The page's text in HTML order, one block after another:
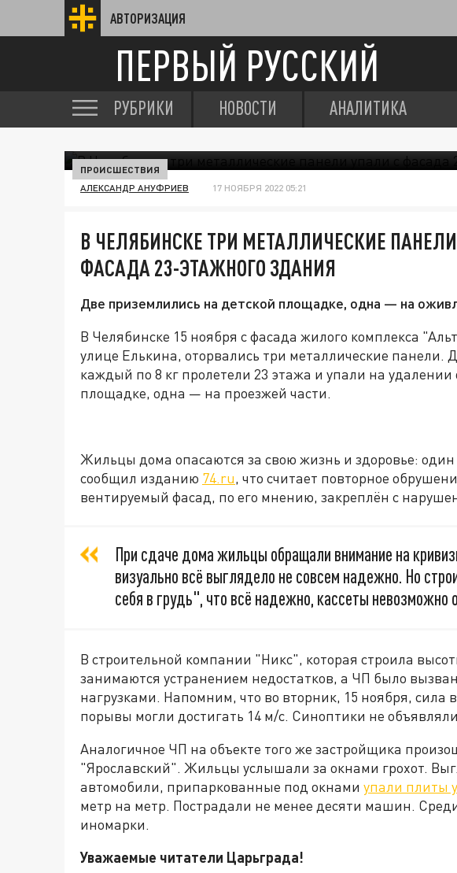
АВТОРИЗАЦИЯ
ПЕРВЫЙ РУССКИЙ
РУБРИКИ НОВОСТИ АНАЛИТИКА
ПРОИСШЕСТВИЯ
АЛЕКСАНДР АНУФРИЕВ 17 НОЯБРЯ 2022 05:21
В ЧЕЛЯБИНСКЕ ТРИ МЕТАЛЛИЧЕСКИЕ
ФАСАДА 23-ЭТАЖНОГО ЗДАНИЯ
Две приземлились на детской площадке, одна — на
В Челябинске 15 ноября с фасада жилого комплекса
улице Елькина, оторвались три металлические панели.
каждый по 8 кг пролетели 23 этажа и упали на удалении
площадке, одна — на проезжей части.
Жильцы дома опасаются за свою жизнь и здоровье: один
сообщил изданию 74.ru, что считает повторное
вентируемый фасад, по его мнению, закреплён с
При сдаче дома жильцы обращали внимание на
визуально всё выглядело не совсем надежно. Но
себя в грудь", что всё надежно, кассеты невозможно
В строительной компании "Никс", которая строила
занимаются устранением недостатков, а ЧП было
нагрузками. Напомним, что во вторник, 15 ноября, сила
порывы могли достигать 14 м/с. Синоптики не
Аналогичное ЧП на объекте того же застройщика
"Ярославский". Жильцы услышали за окнами грохот.
автомобили, припаркованные под окнами упали плиты
метр на метр. Пострадали не менее десяти машин.
иномарки.
Уважаемые читатели Царьграда!